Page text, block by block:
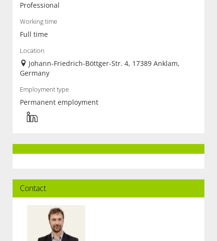
Professional
Working time
Full time
Location
Johann-Friedrich-Böttger-Str. 4, 17389 Anklam,
Germany
Employment type
Permanent employment
Contact